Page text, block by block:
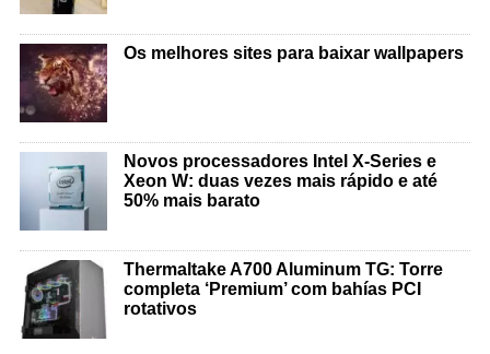
Os melhores sites para baixar wallpapers
Novos processadores Intel X-Series e
Xeon W: duas vezes mais rápido e até
50% mais barato
Thermaltake A700 Aluminum TG: Torre
completa ‘Premium’ com bahías PCI
rotativos